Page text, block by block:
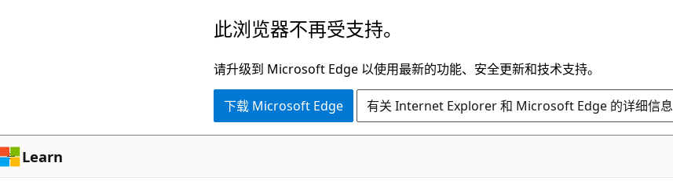
容
此浏览器不再受支持。
请升级到 Microsoft Edge 以使用最新的功能、安全更新和技术支持。
下载 Microsoft Edge 有关 Internet Explorer 和 Microsoft Edge 的详细信息
Learn